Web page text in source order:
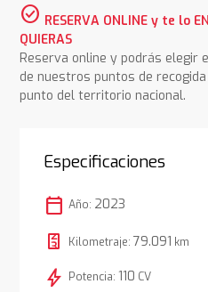
check_circle RESERVA ONLINE y te lo
QUIERAS
Reserva online y podrás elegir
de nuestros puntos de
punto del territorio nacional.
Especificaciones
calendar_today Año: 2023
Kilometraje: 79.091 km
bolt Potencia: 110 CV